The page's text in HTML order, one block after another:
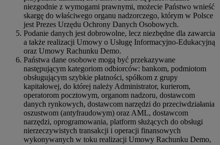
niezgodnie z wymogami prawnymi, możecie Państwo wnieść
skargę do właściwego organu nadzorczego, którym w Polsce
jest Prezes Urzędu Ochrony Danych Osobowych.
Podanie danych jest dobrowolne, lecz niezbędne dla zawarcia
a także realizacji Umowy o Usługę Informacyjno-Edukacyjną
oraz Umowy Rachunku Demo.
Państwa dane osobowe mogą być przekazywane
następującym kategoriom odbiorców: bankom, podmiotom
obsługującym szybkie płatności, spółkom z grupy
kapitałowej, do której należy Administrator, kurierom,
operatorom pocztowym, organom nadzoru, dostawcom
danych rynkowych, dostawcom narzędzi do przeciwdziałania
oszustwom (antyfraudowym) oraz AML, dostawcom
narzędzi, oprogramowania, platform służących do obsługi
nierzeczywistych transakcji i operacji finansowych
wykonywanych w toku realizacji Umowy Rachunku Demo,